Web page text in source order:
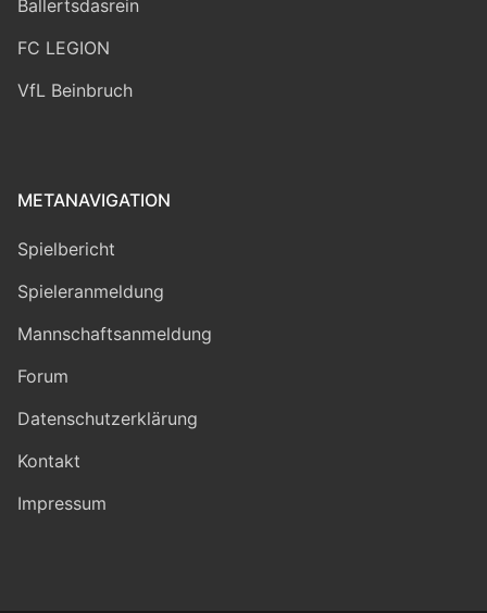
Ballertsdasrein
FC LEGION
VfL Beinbruch
METANAVIGATION
Spielbericht
Spieleranmeldung
Mannschaftsanmeldung
Forum
Datenschutzerklärung
Kontakt
Impressum